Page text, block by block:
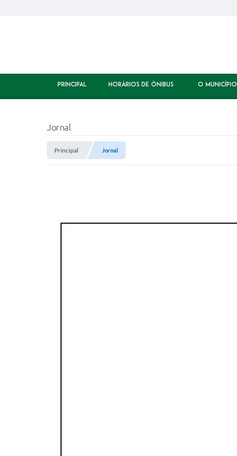
PRINCIPAL HORÁRIOS DE ÔNIBUS O MUNICÍPIO
Jornal
Principal Jornal